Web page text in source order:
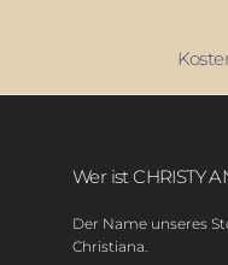
Wer ist CHRISTY
Der Name unseres
Christiana.